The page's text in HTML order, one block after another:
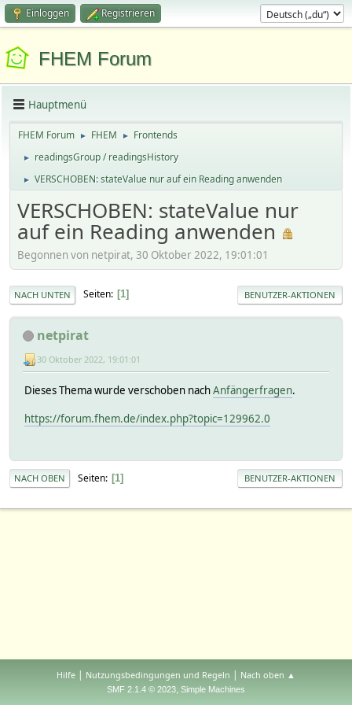
Einloggen Registrieren
FHEM Forum
Hauptmenü
FHEM Forum ► FHEM ► Frontends
► readingsGroup / readingsHistory
► VERSCHOBEN: stateValue nur auf ein Reading anwenden
VERSCHOBEN: stateValue nur
auf ein Reading anwenden
Begonnen von netpirat, 30 Oktober 2022, 19:01:01
NACH UNTEN Seiten 1 BENUTZER-AKTIONEN
netpirat
30 Oktober 2022, 19:01:01
Dieses Thema wurde verschoben nachAnfängerfragen.
https://forum.fhem.de/index.php?topic=129962.0
NACH OBEN Seiten 1 BENUTZER-AKTIONEN
Hilfe | Nutzungsbedingungen und Regeln | Nach oben ▲
SMF 2.1.4 © 2023, Simple Machines